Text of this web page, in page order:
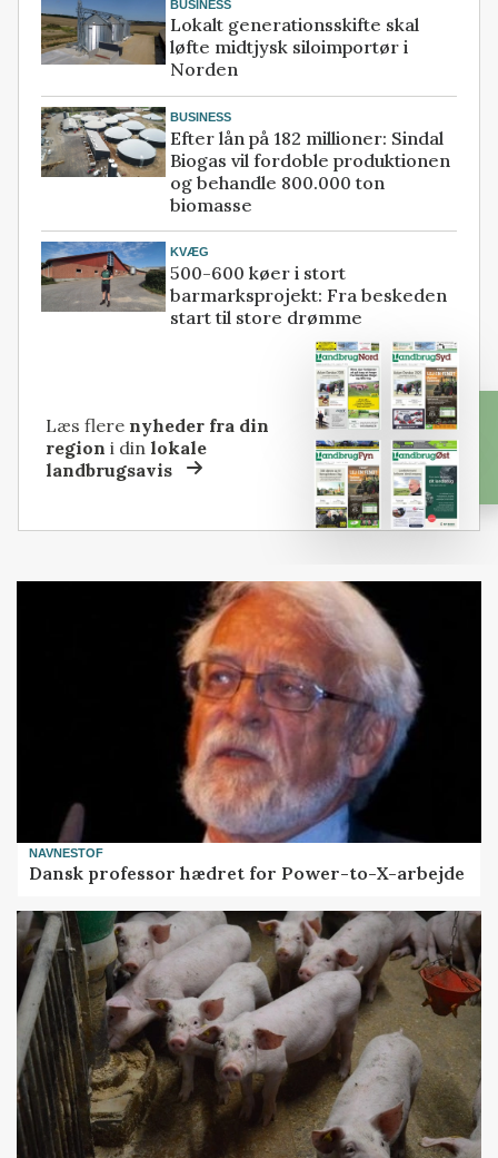
BUSINESS
Lokalt generationsskifte skal
løfte midtjysk siloimportør i
Norden
BUSINESS
Efter lån på 182 millioner: Sindal
Biogas vil fordoble produktionen
og behandle 800.000 ton
biomasse
KVÆG
500-600 køer i stort
barmarksprojekt: Fra beskeden
start til store drømme
Læs flere nyheder fra din
region i dinlokale
landbrugsavis
NAVNESTOF
Dansk professor hædret for Power-to-X-arbejde